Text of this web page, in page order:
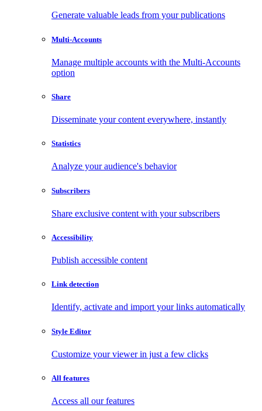
Generate valuable leads from your publications
Multi-Accounts
Manage multiple accounts with the Multi-Accounts
option
Share
Disseminate your content everywhere, instantly
Statistics
Analyze your audience's behavior
Subscribers
Share exclusive content with your subscribers
Accessibility
Publish accessible content
Link detection
Identify, activate and import your links automatically
Style Editor
Customize your viewer in just a few clicks
All features
Access all our features